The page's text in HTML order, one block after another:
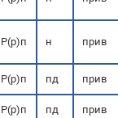
Р(р)п н прив
Р(р)п пд прив
Р(р)п пд прив